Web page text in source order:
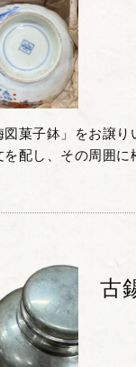
菓子鉢」をお譲り
配し、その周囲に
古